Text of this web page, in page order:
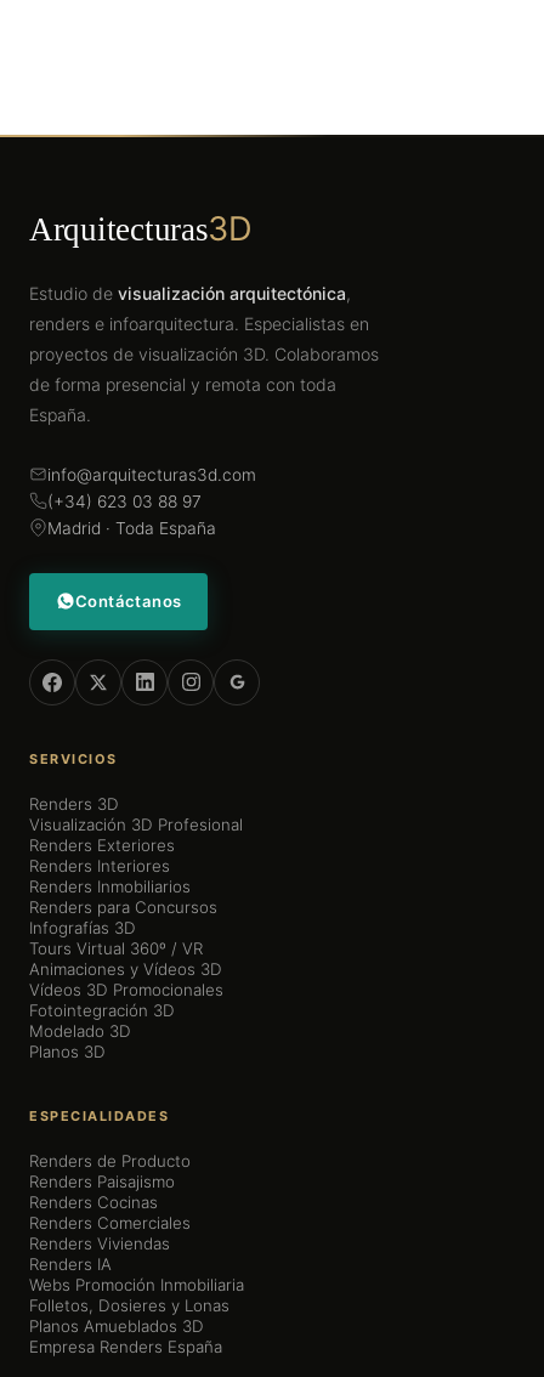
Arquitecturas3D
Estudio de visualización arquitectónica,
renders e infoarquitectura. Especialistas en
proyectos de visualización 3D. Colaboramos
de forma presencial y remota con toda
España.
info@arquitecturas3d.com
(+34) 623 03 88 97
Madrid · Toda España
Contáctanos
SERVICIOS
Renders 3D
Visualización 3D Profesional
Renders Exteriores
Renders Interiores
Renders Inmobiliarios
Renders para Concursos
Infografías 3D
Tours Virtual 360º / VR
Animaciones y Vídeos 3D
Vídeos 3D Promocionales
Fotointegración 3D
Modelado 3D
Planos 3D
ESPECIALIDADES
Renders de Producto
Renders Paisajismo
Renders Cocinas
Renders Comerciales
Renders Viviendas
Renders IA
Webs Promoción Inmobiliaria
Folletos, Dosieres y Lonas
Planos Amueblados 3D
Empresa Renders España